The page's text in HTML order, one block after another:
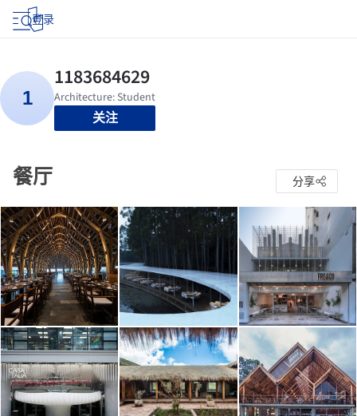
登录
关注
餐厅 分享